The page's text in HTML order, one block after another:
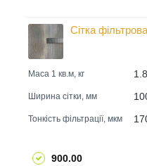
Сітка
Маса 1 кв.м, кг
Ширина сітки, мм
Тонкість фільтрації, мкм
900.00